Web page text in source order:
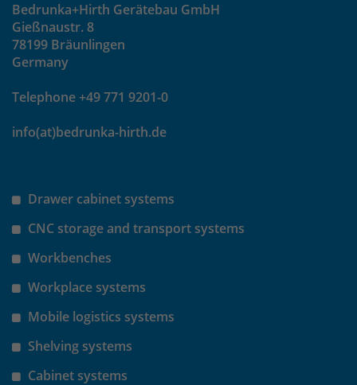
Bedrunka+Hirth Gerätebau GmbH
Gießnaustr. 8
78199 Bräunlingen
Germany
Telephone +49 771 9201-0
info(at)bedrunka-hirth.de
Drawer cabinet systems
CNC storage and transport systems
Workbenches
Workplace systems
Mobile logistics systems
Shelving systems
Cabinet systems